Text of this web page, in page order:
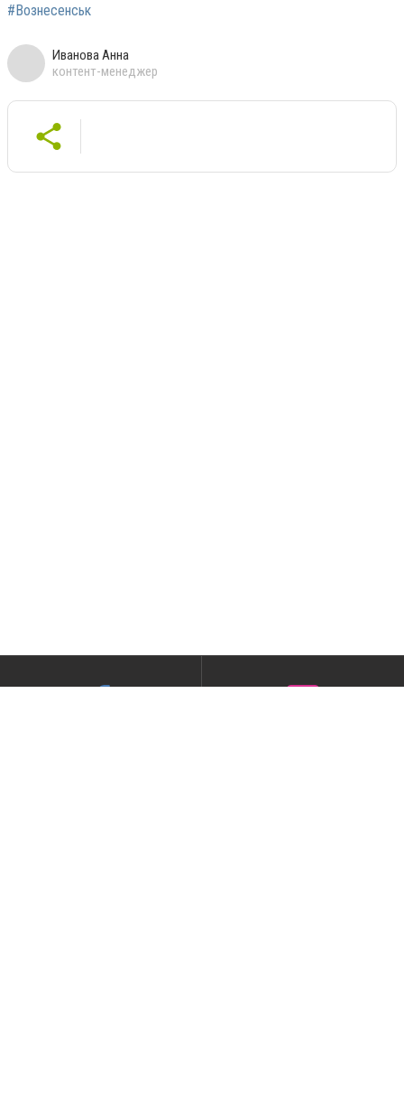
#Вознесенськ
Иванова Анна
контент-менеджер